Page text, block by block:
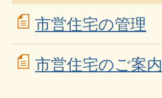
市営住宅の管理
市営住宅のご案内